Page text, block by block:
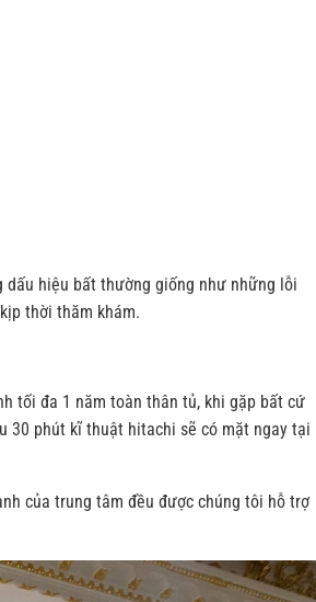
hiệu bất thường giống như những lỗi
thời thăm khám.
tối đa 1 năm toàn thân tủ, khi gặp bất cứ
30 phút kĩ thuật hitachi sẽ có mặt ngay tại
của trung tâm đều được chúng tôi hỗ trợ